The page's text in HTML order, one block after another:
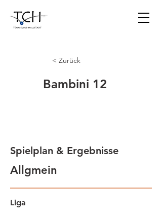
< Zurück
Bambini 12
Spielplan & Ergebnisse
Allgmein
Liga